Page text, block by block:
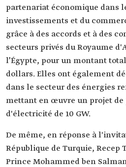
partenariat économique dans
investissements et du
grâce à des accords et à des
secteurs privés du Royaume
l’Égypte, pour un montant
dollars. Elles ont également
dans le secteur des énergies
mettant en œuvre un projet
d'électricité de 10 GW.
De même, en réponse à
République de Turquie, Recep
Prince Mohammed ben